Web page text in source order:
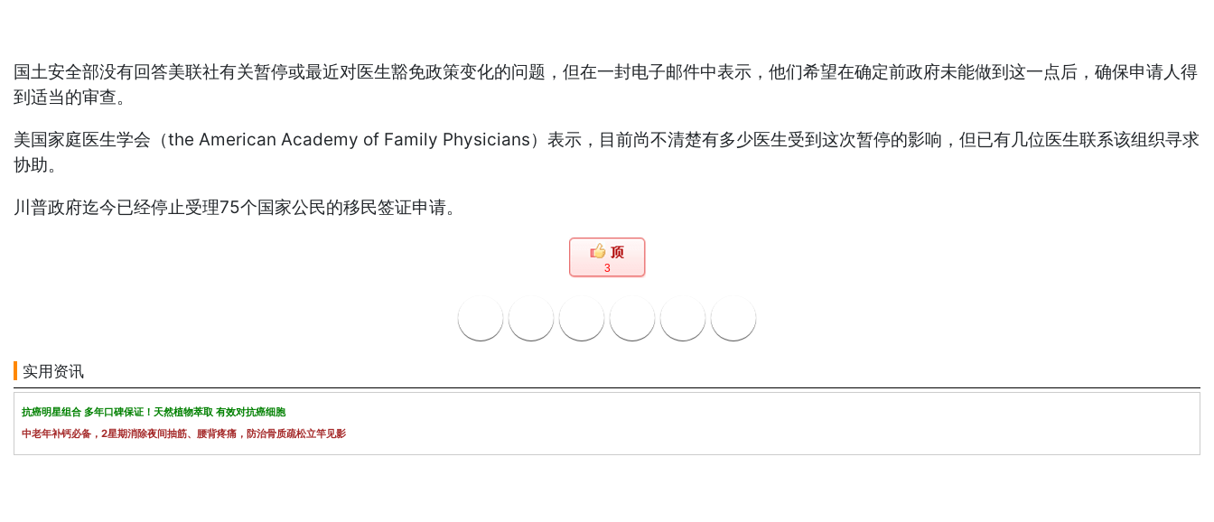
国土安全部没有回答美联社有关暂停或最近对医生豁免政策变化的问题，但在一封电子邮件中表示，他们希望在确定前政府未能做到这一点后，确保申请人得
到适当的审查。
美国家庭医生学会（the American Academy of Family Physicians）表示，目前尚不清楚有多少医生受到这次暂停的影响，但已有几位医生联系该组织寻求
协助。
川普政府迄今已经停止受理75个国家公民的移民签证申请。
3
实用资讯
抗癌明星组合 多年口碑保证！天然植物萃取 有效对抗癌细胞
中老年补钙必备，2星期消除夜间抽筋、腰背疼痛，防治骨质疏松立竿见影